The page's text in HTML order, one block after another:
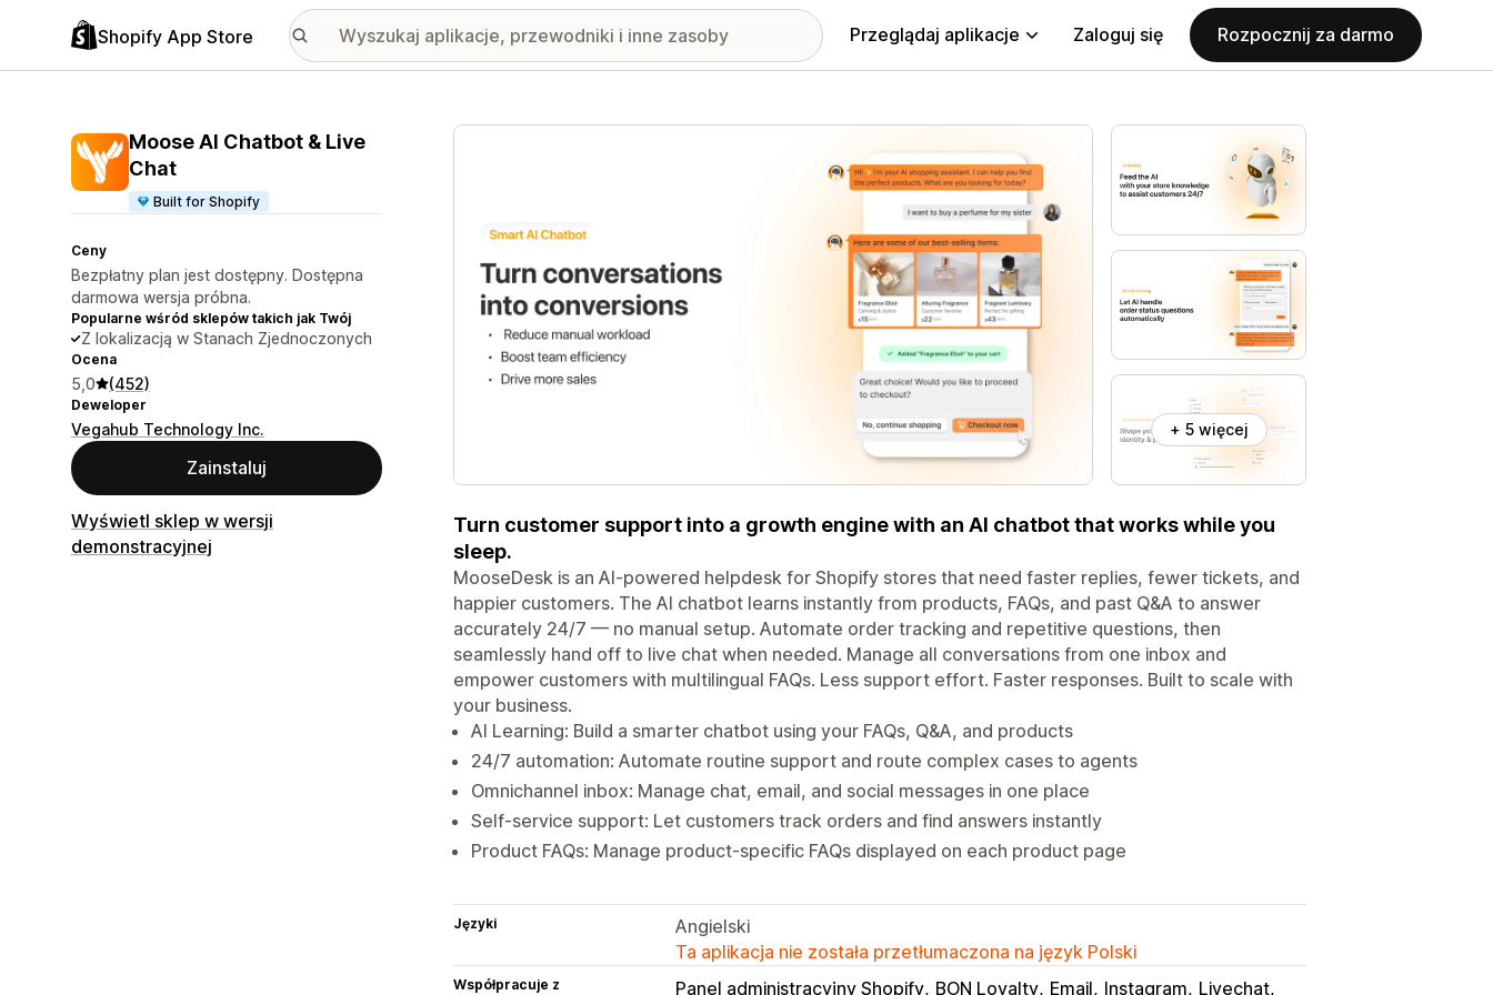
Shopify App Store Przeglądaj aplikacje Zaloguj się Rozpocznij za darmo
Moose AI Chatbot & Live
Chat
Built for Shopify
Ceny
Bezpłatny plan jest dostępny. Dostępna
darmowa wersja próbna.
Popularne wśród sklepów takich jak Twój
Z lokalizacją w Stanach Zjednoczonych
Ocena
5,0 (452)
Deweloper
Vegahub Technology Inc.
Zainstaluj
Wyświetl sklep w wersji
demonstracyjnej
Wyróżnione obrazy w galerii
+ 5 więcej
Turn customer support into a growth engine with an AI chatbot that works while you
sleep.
MooseDesk is an AI-powered helpdesk for Shopify stores that need faster replies, fewer tickets, and
happier customers. The AI chatbot learns instantly from products, FAQs, and past Q&A to answer
accurately 24/7 — no manual setup. Automate order tracking and repetitive questions, then
seamlessly hand off to live chat when needed. Manage all conversations from one inbox and
empower customers with multilingual FAQs. Less support effort. Faster responses. Built to scale with
your business.
AI Learning: Build a smarter chatbot using your FAQs, Q&A, and products
24/7 automation: Automate routine support and route complex cases to agents
Omnichannel inbox: Manage chat, email, and social messages in one place
Self-service support: Let customers track orders and find answers instantly
Product FAQs: Manage product-specific FAQs displayed on each product page
Języki
Angielski
Ta aplikacja nie została przetłumaczona na język Polski
Współpracuje z Panel administracyjny Shopify BON Loyalty Email Instagram Livechat